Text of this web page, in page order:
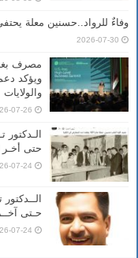
وفاءٌ للرواد..حسنين معلة
2026-07-30
مصرف
ويؤكد
07-26
حتى أخـر
07-24
حـتى
07-24